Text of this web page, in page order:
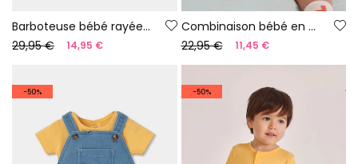
Barboteuse bébé rayée multicolore en coton
29,95 €
14,95 €
Combinaison bébé en coton blanc
22,95 €
11,45 €
-50% -50%